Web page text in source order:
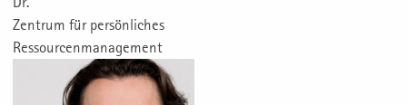
Zentrum für persönliches
Ressourcenmanagement